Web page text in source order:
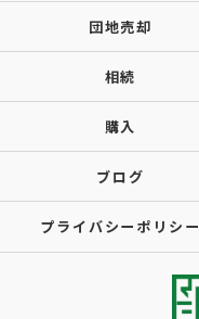
団地売却
相続
購入
ブログ
プライバシーポリシー